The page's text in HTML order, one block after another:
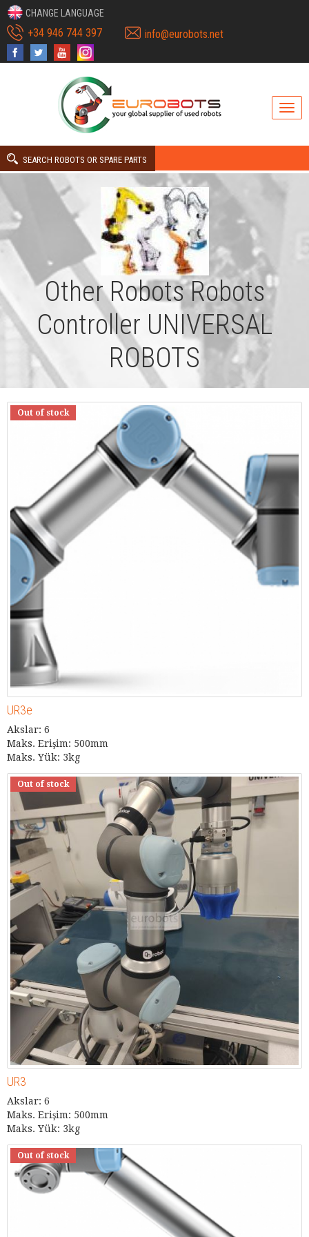
CHANGE LANGUAGE
+34 946 744 397 info@eurobots.net
SEARCH ROBOTS OR SPARE PARTS
Other Robots Robots
Controller UNIVERSAL
ROBOTS
Out of stock
UR3e
Akslar: 6
Maks. Erişim: 500mm
Maks. Yük: 3kg
Out of stock
UR3
Akslar: 6
Maks. Erişim: 500mm
Maks. Yük: 3kg
Out of stock